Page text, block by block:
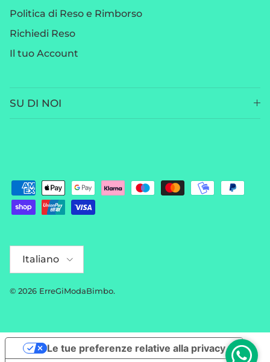
Politica di Reso e Rimborso
Richiedi Reso
Il tuo Account
SU DI NOI
Italiano
© 2026 ErreGiModaBimbo.
Le tue preferenze relative alla privacy